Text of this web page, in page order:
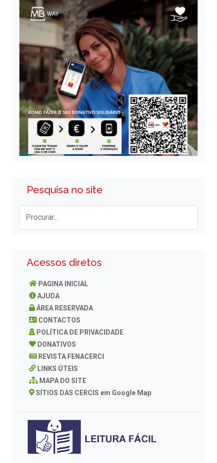
Pesquisa no site
Acessos diretos
PAGINA INICIAL
AJUDA
ÁREA RESERVADA
CONTACTOS
POLÍTICA DE PRIVACIDADE
DONATIVOS
REVISTA FENACERCI
LINKS ÚTEIS
MAPA DO SITE
SÍTIOS DAS CERCIS em Google Map